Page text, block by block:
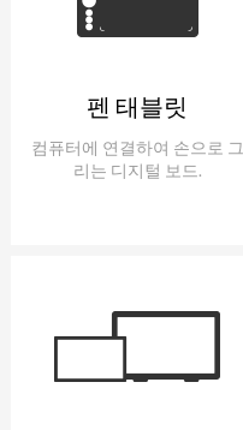
펜 태블릿
컴퓨터에 연결하여 손으로 그
리는 디지털 보드.